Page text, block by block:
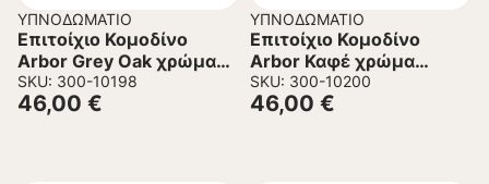
ΥΠΝΟΔΩΜΆΤΙΟ
Επιτοίχιο Κομοδίνο
Arbor Grey Oak χρώμα
39x34x18εκ
SKU: 300-10198
46,00 €
ΥΠΝΟΔΩΜΆΤΙΟ
Επιτοίχιο Κομοδίνο
Arbor Καφέ χρώμα
39x34x18εκ
SKU: 300-10200
46,00 €